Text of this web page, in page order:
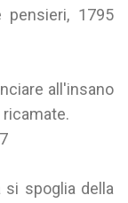
pensieri, 1795
all'insano
si spoglia della